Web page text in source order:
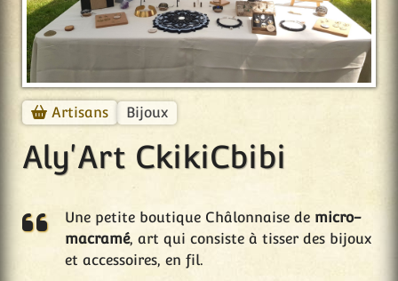
Artisans Bijoux
Aly'Art CkikiCbibi
Une petite boutique Châlonnaise de micro-
macramé, art qui consiste à tisser des bijoux
et accessoires, en fil.